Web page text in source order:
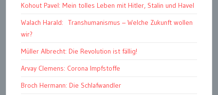
Kohout Pavel: Mein tolles Leben mit Hitler, Stalin und Havel
Walach Harald: Transhumanismus – Welche Zukunft wollen
wir?
Müller Albrecht: Die Revolution ist fällig!
Arvay Clemens: Corona Impfstoffe
Broch Hermann: Die Schlafwandler